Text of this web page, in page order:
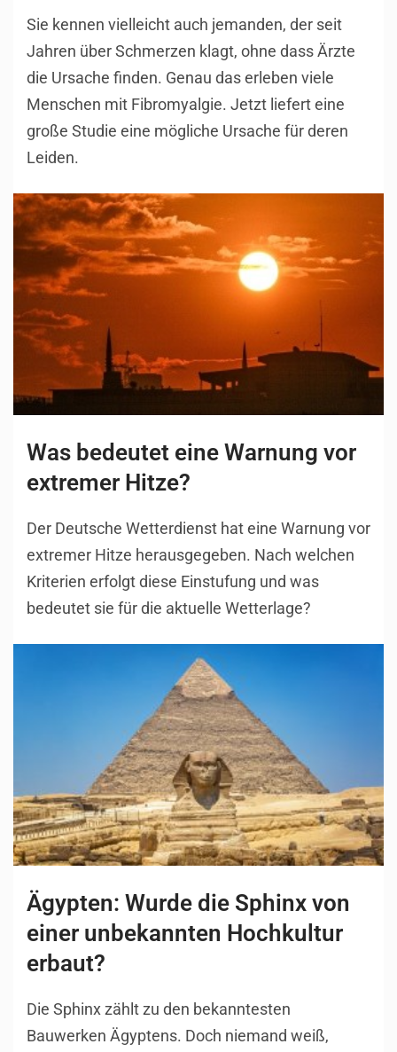
Sie kennen vielleicht auch jemanden, der seit
Jahren über Schmerzen klagt, ohne dass Ärzte
die Ursache finden. Genau das erleben viele
Menschen mit Fibromyalgie. Jetzt liefert eine
große Studie eine mögliche Ursache für deren
Leiden.
Was bedeutet eine Warnung vor
extremer Hitze?
Der Deutsche Wetterdienst hat eine Warnung vor
extremer Hitze herausgegeben. Nach welchen
Kriterien erfolgt diese Einstufung und was
bedeutet sie für die aktuelle Wetterlage?
Ägypten: Wurde die Sphinx von
einer unbekannten Hochkultur
erbaut?
Die Sphinx zählt zu den bekanntesten
Bauwerken Ägyptens. Doch niemand weiß,